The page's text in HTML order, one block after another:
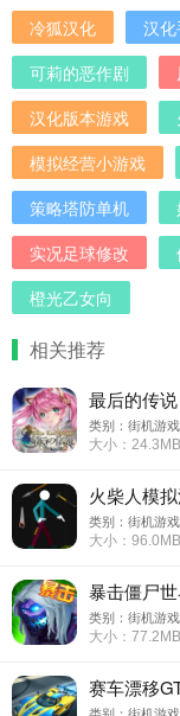
冷狐汉化 汉
可莉的恶作剧
汉化版本游戏
模拟经营小游戏
策略塔防单机
实况足球修改
橙光乙女向
相关推荐
最后的传说
类别：街机游戏
大小：24.3MB
火柴人模
类别：街机游戏
大小：96.0MB
暴击僵尸
类别：街机游戏
大小：77.2MB
赛车漂移
类别：街机游戏